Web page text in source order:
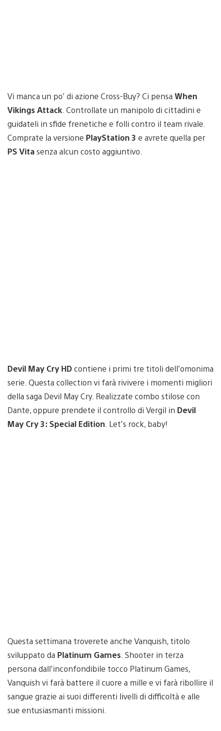
Vi manca un po’ di azione Cross-Buy? Ci pensa When
Vikings Attack . Controllate un manipolo di cittadini e
guidateli in sfide frenetiche e folli contro il team rivale.
Comprate la versione PlayStation 3 e avrete quella per
PS Vitasenza alcun costo aggiuntivo.
Devil May Cry HDcontiene i primi tre titoli dell’omonima
serie. Questa collection vi farà rivivere i momenti migliori
della saga Devil May Cry. Realizzate combo stilose con
Dante, oppure prendete il controllo di Vergil in Devil
May Cry 3: Special Edition . Let’s rock, baby!
Questa settimana troverete anche Vanquish, titolo
sviluppato da Platinum Games . Shooter in terza
persona dall’inconfondibile tocco Platinum Games,
Vanquish vi farà battere il cuore a mille e vi farà ribollire il
sangue grazie ai suoi differenti livelli di difficoltà e alle
sue entusiasmanti missioni.